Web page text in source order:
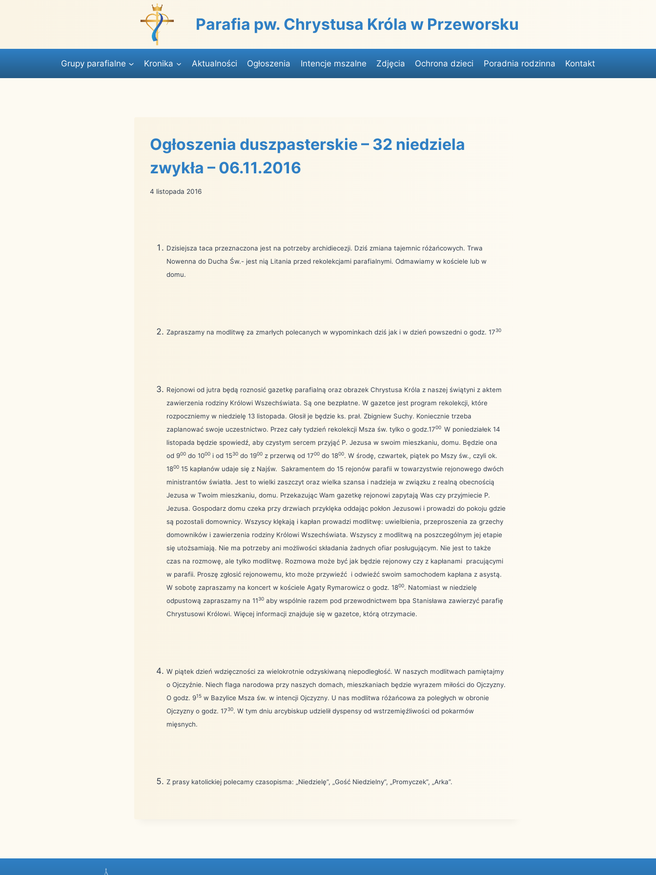
Parafia pw. Chrystusa Króla w Przeworsku
Grupy parafialne Kronika Aktualności Ogłoszenia Intencje mszalne Zdjęcia Ochrona dzieci Poradnia rodzinna Kontakt
Ogłoszenia duszpasterskie – 32 niedziela
zwykła – 06.11.2016
4 listopada 2016
Dzisiejsza taca przeznaczona jest na potrzeby archidiecezji. Dziś zmiana tajemnic różańcowych. Trwa
Nowenna do Ducha Św.- jest nią Litania przed rekolekcjami parafialnymi. Odmawiamy w kościele lub w
domu.
Zapraszamy na modlitwę za zmarłych polecanych w wypominkach dziś jak i w dzień powszedni o godz. 1730
Rejonowi od jutra będą roznosić gazetkę parafialną oraz obrazek Chrystusa Króla z naszej świątyni z aktem
zawierzenia rodziny Królowi Wszechświata. Są one bezpłatne. W gazetce jest program rekolekcji, które
rozpoczniemy w niedzielę 13 listopada. Głosił je będzie ks. prał. Zbigniew Suchy. Koniecznie trzeba
zaplanować swoje uczestnictwo. Przez cały tydzień rekolekcji Msza św. tylko o godz.1700 W poniedziałek 14
listopada będzie spowiedź, aby czystym sercem przyjąć P. Jezusa w swoim mieszkaniu, domu. Będzie ona
od 900 do 1000 i od 1530 do 1900 z przerwą od 1700 do 1800. W środę, czwartek, piątek po Mszy św., czyli ok.
1800 15 kapłanów udaje się z Najśw.
Sakramentem do 15 rejonów parafii w towarzystwie rejonowego dwóch
ministrantów światła. Jest to wielki zaszczyt oraz wielka szansa i nadzieja w związku z realną obecnością
Jezusa w Twoim mieszkaniu, domu. Przekazując Wam gazetkę rejonowi zapytają Was czy przyjmiecie P.
Jezusa. Gospodarz domu czeka przy drzwiach przyklęka oddając pokłon Jezusowi i prowadzi do pokoju gdzie
są pozostali domownicy. Wszyscy klękają i kapłan prowadzi modlitwę: uwielbienia, przeproszenia za grzechy
domowników i zawierzenia rodziny Królowi Wszechświata. Wszyscy z modlitwą na poszczególnym jej etapie
się utożsamiają. Nie ma potrzeby ani możliwości składania żadnych ofiar posługującym. Nie jest to także
czas na rozmowę, ale tylko modlitwę. Rozmowa może być jak będzie rejonowy czy z kapłanami pracującymi
w parafii. Proszę zgłosić rejonowemu, kto może przywieźć i odwieźć swoim samochodem kapłana z asystą.
W sobotę zapraszamy na koncert w kościele Agaty Rymarowicz o godz. 1800. Natomiast w niedzielę
odpustową zapraszamy na 1130 aby wspólnie razem pod przewodnictwem bpa Stanisława zawierzyć parafię
Chrystusowi Królowi. Więcej informacji znajduje się w gazetce, którą otrzymacie.
W piątek dzień wdzięczności za wielokrotnie odzyskiwaną niepodległość. W naszych modlitwach pamiętajmy
o Ojczyźnie. Niech flaga narodowa przy naszych domach, mieszkaniach będzie wyrazem miłości do Ojczyzny.
O godz. 915 w Bazylice Msza św. w intencji Ojczyzny. U nas modlitwa różańcowa za poległych w obronie
Ojczyzny o godz. 1730. W tym dniu arcybiskup udzielił dyspensy od wstrzemięźliwości od pokarmów
mięsnych.
Z prasy katolickiej polecamy czasopisma: „Niedzielę”, „Gość Niedzielny”, „Promyczek”, „Arka”.